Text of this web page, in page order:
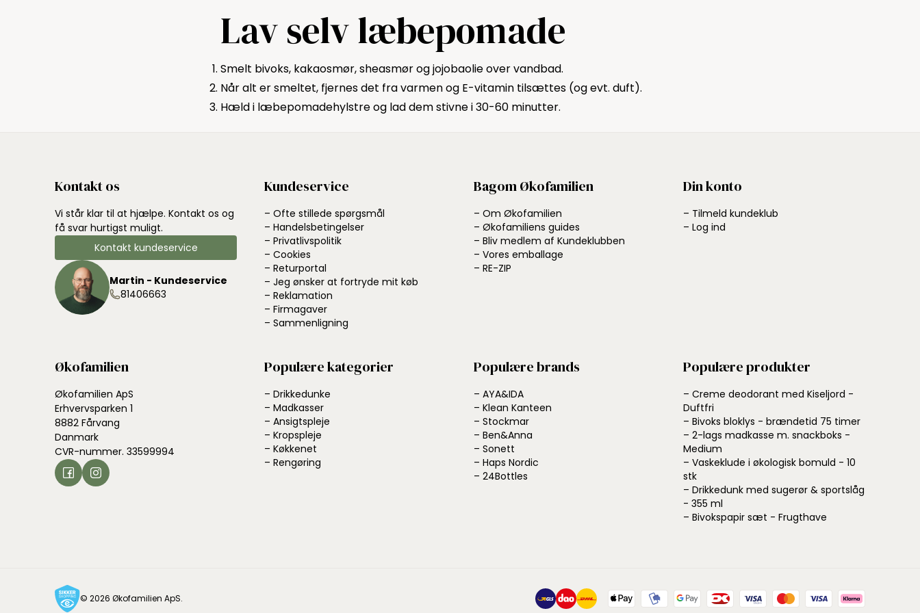
mango smør for
Lav selv læbepomade
Smelt bivoks, kakaosmør, sheasmør og jojobaolie over vandbad.
Når alt er smeltet, fjernes det fra varmen og E-vitamin tilsættes (og evt. duft).
Hæld i læbepomadehylstre og lad dem stivne i 30-60 minutter.
Kontakt os
Vi står klar til at hjælpe. Kontakt os og
få svar hurtigst muligt.
Kontakt kundeservice
Martin - Kundeservice
81406663
Kundeservice
– Ofte stillede spørgsmål
– Handelsbetingelser
– Privatlivspolitik
– Cookies
– Returportal
– Jeg ønsker at fortryde mit køb
– Reklamation
– Firmagaver
– Sammenligning
Bagom Økofamilien
– Om Økofamilien
– Økofamiliens guides
– Bliv medlem af Kundeklubben
– Vores emballage
– RE-ZIP
Din konto
– Tilmeld kundeklub
– Log ind
Økofamilien
Økofamilien ApS
Erhvervsparken 1
8882 Fårvang
Danmark
CVR-nummer. 33599994
Populære kategorier
– Drikkedunke
– Madkasser
– Ansigtspleje
– Kropspleje
– Køkkenet
– Rengøring
Populære brands
– AYA&IDA
– Klean Kanteen
– Stockmar
– Ben&Anna
– Sonett
– Haps Nordic
– 24Bottles
Populære produkter
– Creme deodorant med Kiseljord -
Duftfri
– Bivoks bloklys - brændetid 75 timer
– 2-lags madkasse m. snackboks -
Medium
– Vaskeklude i økologisk bomuld - 10
stk
– Drikkedunk med sugerør & sportslåg
- 355 ml
– Bivokspapir sæt - Frugthave
© 2026 Økofamilien ApS.